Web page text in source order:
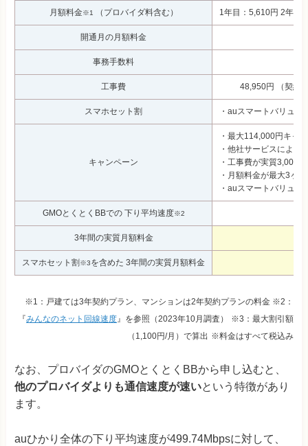
月額料金※1 （プロバイダ料含む） 1年目：5,610円 2年目
開通月の月額料金
事務手数料
工事費 48,950円 （契約
スマホセット割 ・auスマートバリュ
キャンペーン
・最大114,000円キャ
・他社サービスによる
・工事費が実質3,000
・月額料金が最大3ヶ
・auスマートバリュ
GMOとくとくBBでの 下り平均速度※2
3年間の実質月額料金
スマホセット割※3を含めた 3年間の実質月額料金
※1：戸建ては3年契約プラン、マンションは2年契約プランの料金 ※2：
『みんなのネット回線速度』を参照（2023年10月調査）
※3：最大割引額
（1,100円/月）で算出 ※料金はすべて税込み
なお、プロバイダのGMOとくとくBBから申し込むと、
他のプロバイダよりも通信速度が速いという特徴があり
ます。
auひかり全体の下り平均速度が499.74Mbpsに対して、